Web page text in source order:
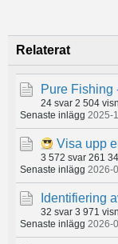
Relaterat
Pure Fishing
24 svar 2 504
Senaste inlägg 2025-
Visa upp
3 572 svar 261
Senaste inlägg 2026-
Identifiering
32 svar 3 971
Senaste inlägg 2026-